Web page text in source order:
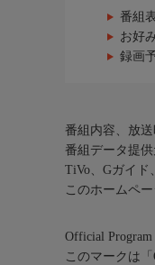
番組
お好
録画
番組内容、放
番組データ提
TiVo、Gガイド
このホームペ
Official Program
このマークは